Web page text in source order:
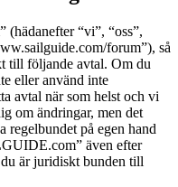
“vi”, “oss”,
forum”), så
till följande avtal. Om du
eller använd inte
avtal när som helst och vi
om ändringar, men det
regelbundet på egen hand
även efter
är juridiskt bunden till